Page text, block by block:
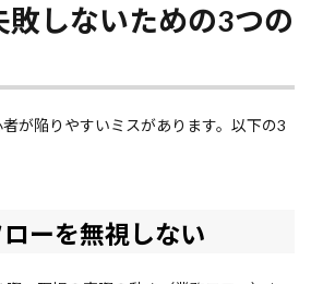
敗しないための3つの
が陥りやすいミスがあります。以下の3
ーを無視しない